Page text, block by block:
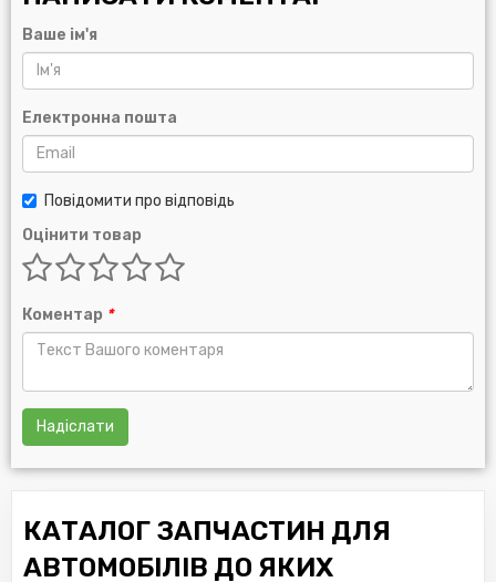
Ваше ім'я
Електронна пошта
Повідомити про відповідь
Оцінити товар
Коментар *
Надіслати
КАТАЛОГ ЗАПЧАСТИН ДЛЯ
АВТОМОБІЛІВ ДО ЯКИХ